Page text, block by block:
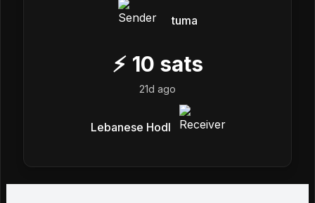
tuma
⚡ 10 sats
21d ago
Lebanese Hodl